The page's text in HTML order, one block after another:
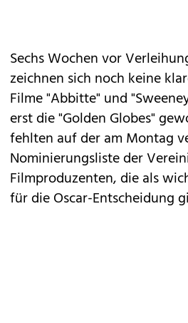
Sechs Wochen vor
zeichnen sich noch keine
Filme "Abbitte" und
erst die "Golden Globes"
fehlten auf der am Montag
Nominierungsliste der
Filmproduzenten, die als
für die Oscar-Entscheidung